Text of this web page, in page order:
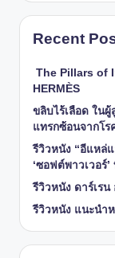
Recent
The Pillars of
HERMÈS
ขลิบไร้เลือด ใน
แทรกซ้อนจากโร
รีวิวหนัง “อีแหล่
‘ซอฟต์พาวเวอร์
รีวิวหนัง ดาร์เรน
รีวิวหนัง แนะนำ